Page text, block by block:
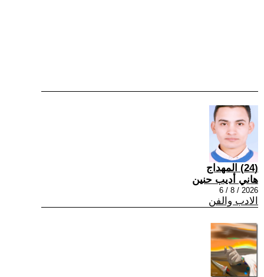
(24) المهداج
هاني أديب حنين
2026 / 8 / 6
الادب والفن